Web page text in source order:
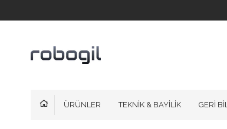
ÜRÜNLER TEKNİK & BAYİLİK GERİ